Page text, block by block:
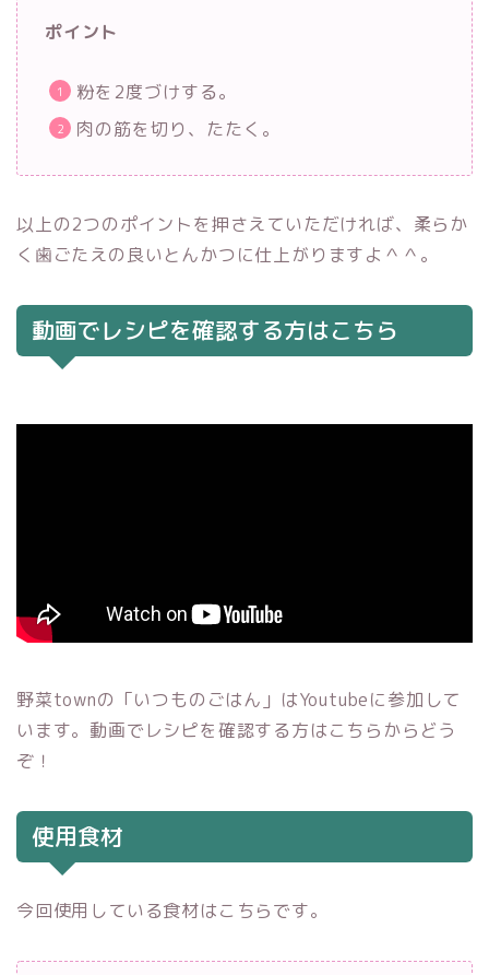
ポイント
粉を2度づけする。
肉の筋を切り、たたく。
以上の2つのポイントを押さえていただければ、柔らか
く歯ごたえの良いとんかつに仕上がりますよ＾＾。
動画でレシピを確認する方はこちら
野菜townの「いつものごはん」はYoutubeに参加して
います。動画でレシピを確認する方はこちらからどう
ぞ！
使用食材
今回使用している食材はこちらです。